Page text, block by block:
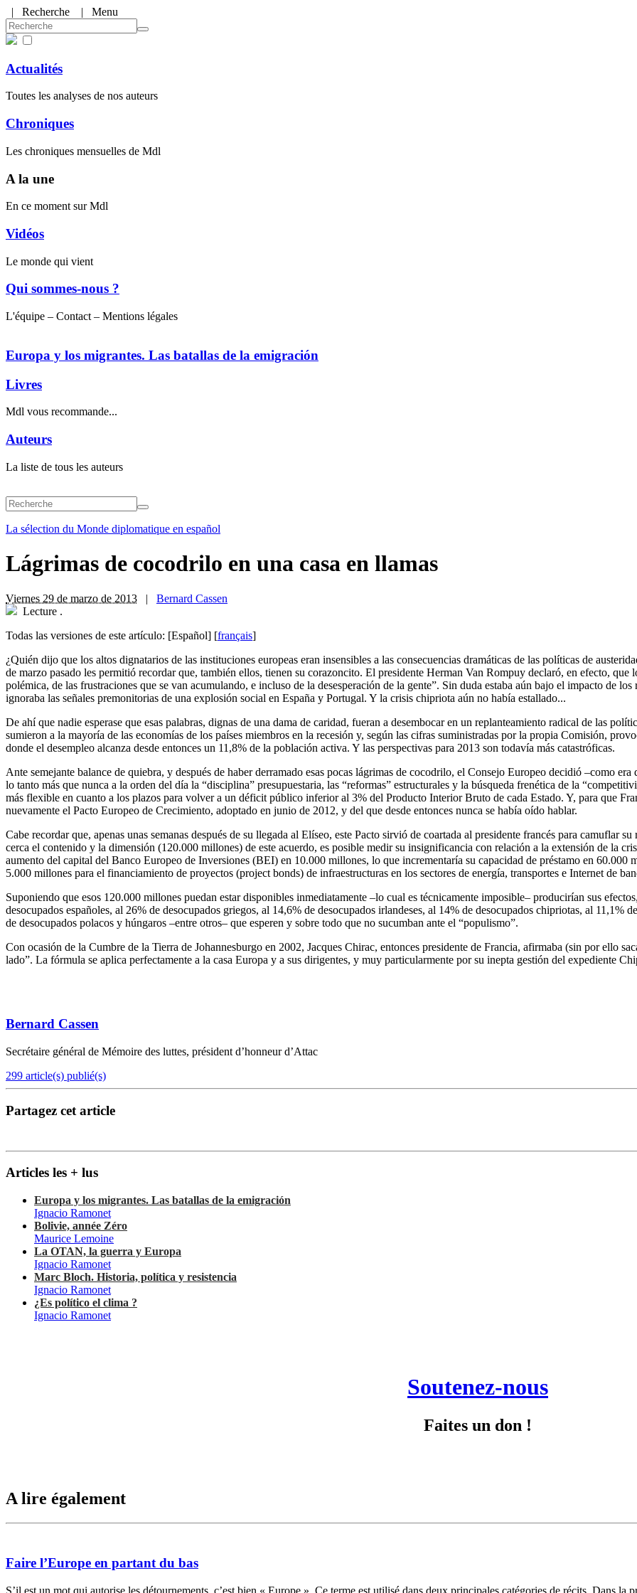
| Recherche | Menu
Actualités
Toutes les analyses de nos auteurs
Chroniques
Les chroniques mensuelles de Mdl
A la une
En ce moment sur Mdl
Vidéos
Le monde qui vient
Qui sommes-nous ?
L'équipe – Contact – Mentions légales
Europa y los migrantes. Las batallas de la emigración
Livres
Mdl vous recommande...
Auteurs
La liste de tous les auteurs
La sélection du Monde diplomatique en español
Lágrimas de cocodrilo en una casa en llamas
Viernes 29 de marzo de 2013 | Bernard Cassen
Lecture .
Todas las versiones de este artículo: [Español] [français]
¿Quién dijo que los altos dignatarios de las instituciones europeas eran insensibles a las consecuencias dramáticas de las políticas de
de marzo pasado les permitió recordar que, también ellos, tienen su corazoncito. El presidente Herman Van Rompuy declaró, en efecto, que
polémica, de las frustraciones que se van acumulando, e incluso de la desesperación de la gente”. Sin duda estaba aún bajo el impacto de
ignoraba las señales premonitorias de una explosión social en España y Portugal. Y la crisis chipriota aún no había estallado...
De ahí que nadie esperase que esas palabras, dignas de una dama de caridad, fueran a desembocar en un replanteamiento radical de las
sumieron a la mayoría de las economías de los países miembros en la recesión y, según las cifras suministradas por la propia Comisión,
donde el desempleo alcanza desde entonces un 11,8% de la población activa. Y las perspectivas para 2013 son todavía más catastróficas.
Ante semejante balance de quiebra, y después de haber derramado esas pocas lágrimas de cocodrilo, el Consejo Europeo decidió –como
lo tanto más que nunca a la orden del día la “disciplina” presupuestaria, las “reformas” estructurales y la búsqueda frenética de la
más flexible en cuanto a los plazos para volver a un déficit público inferior al 3% del Producto Interior Bruto de cada Estado. Y, para que
nuevamente el Pacto Europeo de Crecimiento, adoptado en junio de 2012, y del que desde entonces nunca se había oído hablar.
Cabe recordar que, apenas unas semanas después de su llegada al Elíseo, este Pacto sirvió de coartada al presidente francés para camuflar
cerca el contenido y la dimensión (120.000 millones) de este acuerdo, es posible medir su insignificancia con relación a la extensión de la
aumento del capital del Banco Europeo de Inversiones (BEI) en 10.000 millones, lo que incrementaría su capacidad de préstamo en
5.000 millones para el financiamiento de proyectos (project bonds) de infraestructuras en los sectores de energía, transportes e Internet de
Suponiendo que esos 120.000 millones puedan estar disponibles inmediatamente –lo cual es técnicamente imposible– producirían sus
desocupados españoles, al 26% de desocupados griegos, al 14,6% de desocupados irlandeses, al 14% de desocupados chipriotas, al 11,1%
de desocupados polacos y húngaros –entre otros– que esperen y sobre todo que no sucumban ante el “populismo”.
Con ocasión de la Cumbre de la Tierra de Johannesburgo en 2002, Jacques Chirac, entonces presidente de Francia, afirmaba (sin por ello
lado”. La fórmula se aplica perfectamente a la casa Europa y a sus dirigentes, y muy particularmente por su inepta gestión del expediente
Bernard Cassen
Secrétaire général de Mémoire des luttes, président d’honneur d’Attac
299 article(s) publié(s)
Partagez cet article
Articles les + lus
Europa y los migrantes. Las batallas de la emigración
Ignacio Ramonet
Bolivie, année Zéro
Maurice Lemoine
La OTAN, la guerra y Europa
Ignacio Ramonet
Marc Bloch. Historia, política y resistencia
Ignacio Ramonet
¿Es político el clima ?
Ignacio Ramonet
Soutenez-nous
Faites un don !
A lire également
Faire l’Europe en partant du bas
S’il est un mot qui autorise les détournements, c’est bien « Europe ». Ce terme est utilisé dans deux principales catégories de récits. Dans la